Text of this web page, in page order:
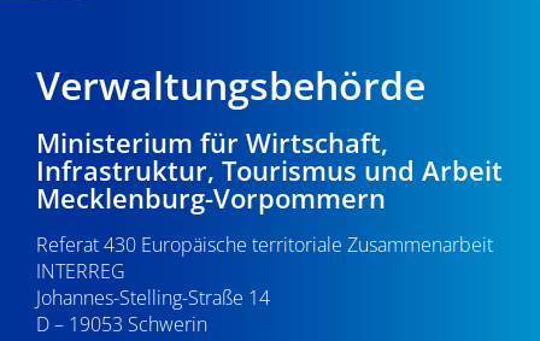
Verwaltungsbehörde
Ministerium für Wirtschaft,
Infrastruktur, Tourismus und Arbeit
Mecklenburg-Vorpommern
Referat 430 Europäische territoriale Zusammenarbeit
INTERREG
Johannes-Stelling-Straße 14
D – 19053 Schwerin